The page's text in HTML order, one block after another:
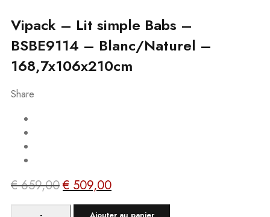
Vipack – Lit simple Babs –
BSBE9114 – Blanc/Naturel –
168,7x106x210cm
Share
€659,00Le
prix
€509,00Le
prix